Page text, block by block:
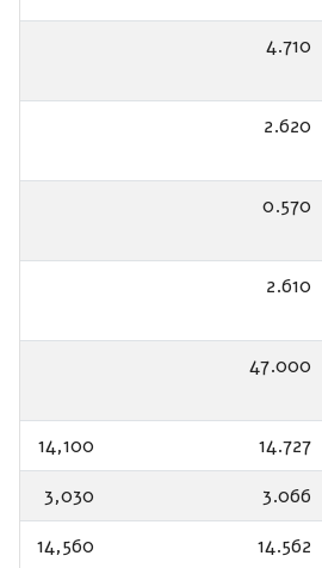
4.710
2.620
0.570
2.610
47.000
14.727
14,100
3.066
3,030
14.562
14,560